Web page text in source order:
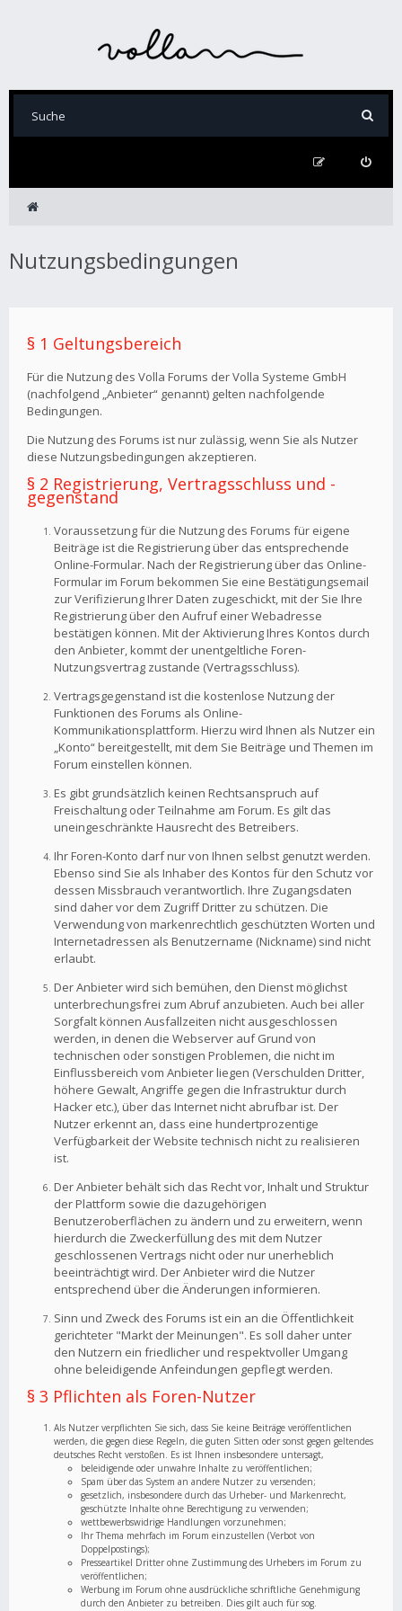
Nutzungsbedingungen
§ 1 Geltungsbereich
Für die Nutzung des Volla Forums der Volla Systeme GmbH
(nachfolgend „Anbieter“ genannt) gelten nachfolgende
Bedingungen.
Die Nutzung des Forums ist nur zulässig, wenn Sie als Nutzer
diese Nutzungsbedingungen akzeptieren.
§ 2 Registrierung, Vertragsschluss und -
gegenstand
Voraussetzung für die Nutzung des Forums für eigene
Beiträge ist die Registrierung über das entsprechende
Online-Formular. Nach der Registrierung über das Online-
Formular im Forum bekommen Sie eine Bestätigungsemail
zur Verifizierung Ihrer Daten zugeschickt, mit der Sie Ihre
Registrierung über den Aufruf einer Webadresse
bestätigen können. Mit der Aktivierung Ihres Kontos durch
den Anbieter, kommt der unentgeltliche Foren-
Nutzungsvertrag zustande (Vertragsschluss).
Vertragsgegenstand ist die kostenlose Nutzung der
Funktionen des Forums als Online-
Kommunikationsplattform. Hierzu wird Ihnen als Nutzer ein
„Konto“ bereitgestellt, mit dem Sie Beiträge und Themen im
Forum einstellen können.
Es gibt grundsätzlich keinen Rechtsanspruch auf
Freischaltung oder Teilnahme am Forum. Es gilt das
uneingeschränkte Hausrecht des Betreibers.
Ihr Foren-Konto darf nur von Ihnen selbst genutzt werden.
Ebenso sind Sie als Inhaber des Kontos für den Schutz vor
dessen Missbrauch verantwortlich. Ihre Zugangsdaten
sind daher vor dem Zugriff Dritter zu schützen. Die
Verwendung von markenrechtlich geschützten Worten und
Internetadressen als Benutzername (Nickname) sind nicht
erlaubt.
Der Anbieter wird sich bemühen, den Dienst möglichst
unterbrechungsfrei zum Abruf anzubieten. Auch bei aller
Sorgfalt können Ausfallzeiten nicht ausgeschlossen
werden, in denen die Webserver auf Grund von
technischen oder sonstigen Problemen, die nicht im
Einflussbereich vom Anbieter liegen (Verschulden Dritter,
höhere Gewalt, Angriffe gegen die Infrastruktur durch
Hacker etc.), über das Internet nicht abrufbar ist. Der
Nutzer erkennt an, dass eine hundertprozentige
Verfügbarkeit der Website technisch nicht zu realisieren
ist.
Der Anbieter behält sich das Recht vor, Inhalt und Struktur
der Plattform sowie die dazugehörigen
Benutzeroberflächen zu ändern und zu erweitern, wenn
hierdurch die Zweckerfüllung des mit dem Nutzer
geschlossenen Vertrags nicht oder nur unerheblich
beeinträchtigt wird. Der Anbieter wird die Nutzer
entsprechend über die Änderungen informieren.
Sinn und Zweck des Forums ist ein an die Öffentlichkeit
gerichteter "Markt der Meinungen". Es soll daher unter
den Nutzern ein friedlicher und respektvoller Umgang
ohne beleidigende Anfeindungen gepflegt werden.
§ 3 Pflichten als Foren-Nutzer
Als Nutzer verpflichten Sie sich, dass Sie keine Beiträge veröffentlichen
werden, die gegen diese Regeln, die guten Sitten oder sonst gegen geltendes
deutsches Recht verstoßen. Es ist Ihnen insbesondere untersagt,
beleidigende oder unwahre Inhalte zu veröffentlichen;
Spam über das System an andere Nutzer zu versenden;
gesetzlich, insbesondere durch das Urheber- und Markenrecht,
geschützte Inhalte ohne Berechtigung zu verwenden;
wettbewerbswidrige Handlungen vorzunehmen;
Ihr Thema mehrfach im Forum einzustellen (Verbot von
Doppelpostings);
Presseartikel Dritter ohne Zustimmung des Urhebers im Forum zu
veröffentlichen;
Werbung im Forum ohne ausdrückliche schriftliche Genehmigung
durch den Anbieter zu betreiben. Dies gilt auch für sog.